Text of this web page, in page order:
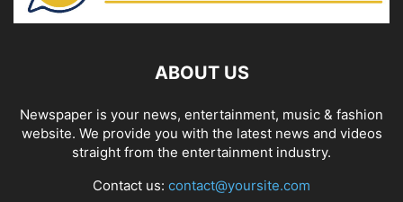
ABOUT US
Newspaper is your news, entertainment, music & fashion
website. We provide you with the latest news and videos
straight from the entertainment industry.
Contact us: contact@yoursite.com